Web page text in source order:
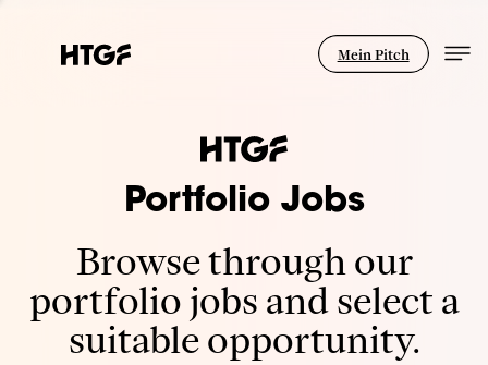
Mein Pitch
Portfolio Jobs
Browse through our
portfolio jobs and select a
suitable opportunity.